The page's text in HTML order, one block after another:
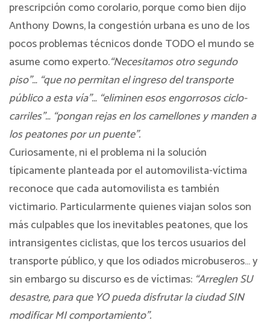
prescripción como corolario, porque como bien dijo
Anthony Downs, la congestión urbana es uno de los
pocos problemas técnicos donde TODO el mundo se
asume como experto.“Necesitamos otro segundo
piso”… “que no permitan el ingreso del transporte
público a esta vía”… “eliminen esos engorrosos ciclo-
carriles”… “pongan rejas en los camellones y manden a
los peatones por un puente”.
Curiosamente, ni el problema ni la solución
típicamente planteada por el automovilista-víctima
reconoce que cada automovilista es también
victimario. Particularmente quienes viajan solos son
más culpables que los inevitables peatones, que los
intransigentes ciclistas, que los tercos usuarios del
transporte público, y que los odiados microbuseros… y
sin embargo su discurso es de víctimas: “Arreglen SU
desastre, para que YO pueda disfrutar la ciudad SIN
modificar MI comportamiento”.